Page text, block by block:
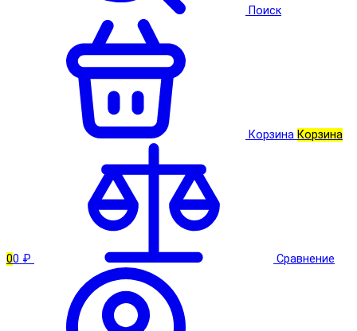
Поиск
Корзина Корзина
00 ₽ Сравнение